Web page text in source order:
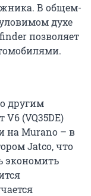
В общем-
духе
позволяет
другим
(VQ35DE)
на Murano – в
Jatco, что
экономить